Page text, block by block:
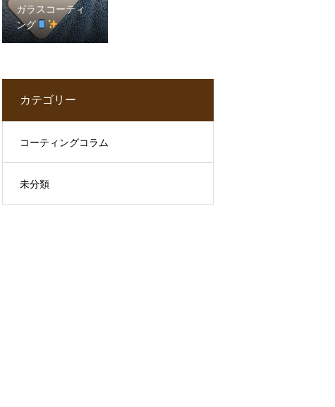
ガラスコーティ
ング
カテゴリー
コーティングコラム
未分類